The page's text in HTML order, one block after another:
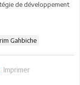
de développement
Gahbiche
Imprimer